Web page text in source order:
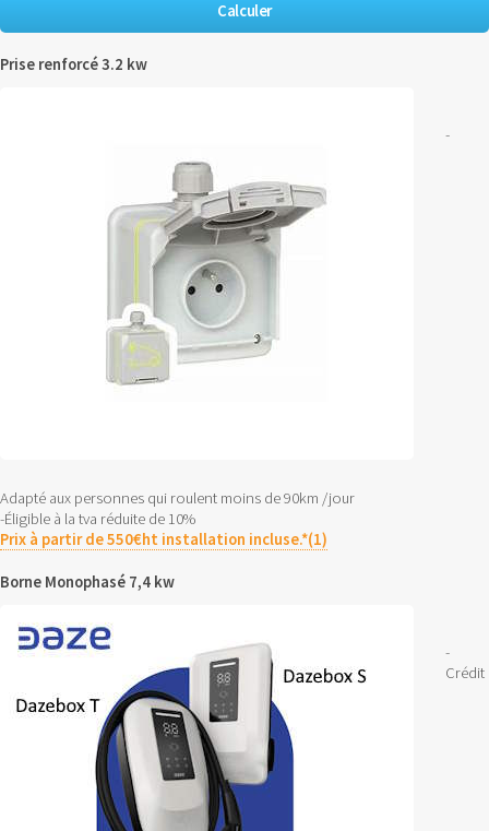
Prise renforcé 3.2 kw
-
Adapté aux personnes qui roulent moins de 90km /jour
-Éligible à la tva réduite de 10%
Prix à partir de 550€ht installation incluse.*(1)
Borne Monophasé 7,4 kw
-
Crédit